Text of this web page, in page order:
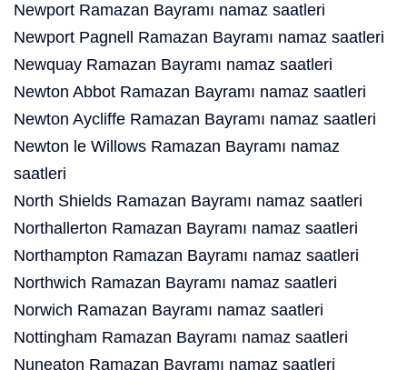
Newport Ramazan Bayramı namaz saatleri
Newport Pagnell Ramazan Bayramı namaz saatleri
Newquay Ramazan Bayramı namaz saatleri
Newton Abbot Ramazan Bayramı namaz saatleri
Newton Aycliffe Ramazan Bayramı namaz saatleri
Newton le Willows Ramazan Bayramı namaz
saatleri
North Shields Ramazan Bayramı namaz saatleri
Northallerton Ramazan Bayramı namaz saatleri
Northampton Ramazan Bayramı namaz saatleri
Northwich Ramazan Bayramı namaz saatleri
Norwich Ramazan Bayramı namaz saatleri
Nottingham Ramazan Bayramı namaz saatleri
Nuneaton Ramazan Bayramı namaz saatleri